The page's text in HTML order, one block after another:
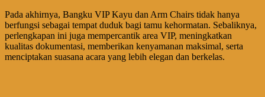
Pada akhirnya, Bangku VIP Kayu dan Arm Chairs tidak hanya
berfungsi sebagai tempat duduk bagi tamu kehormatan. Sebaliknya,
perlengkapan ini juga mempercantik area VIP, meningkatkan
kualitas dokumentasi, memberikan kenyamanan maksimal, serta
menciptakan suasana acara yang lebih elegan dan berkelas.